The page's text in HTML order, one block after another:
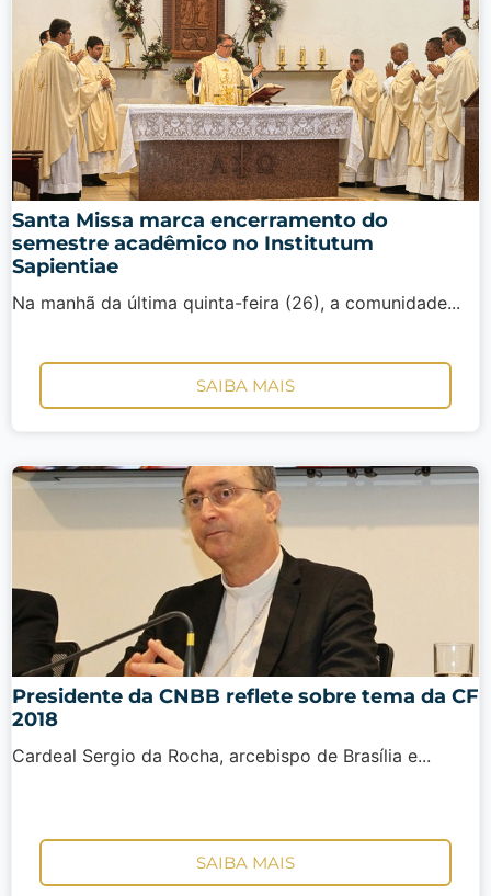
Santa Missa marca encerramento do
semestre acadêmico no Institutum
Sapientiae
Na manhã da última quinta-feira (26), a comunidade...
SAIBA MAIS
Presidente da CNBB reflete sobre tema da CF
2018
Cardeal Sergio da Rocha, arcebispo de Brasília e...
SAIBA MAIS